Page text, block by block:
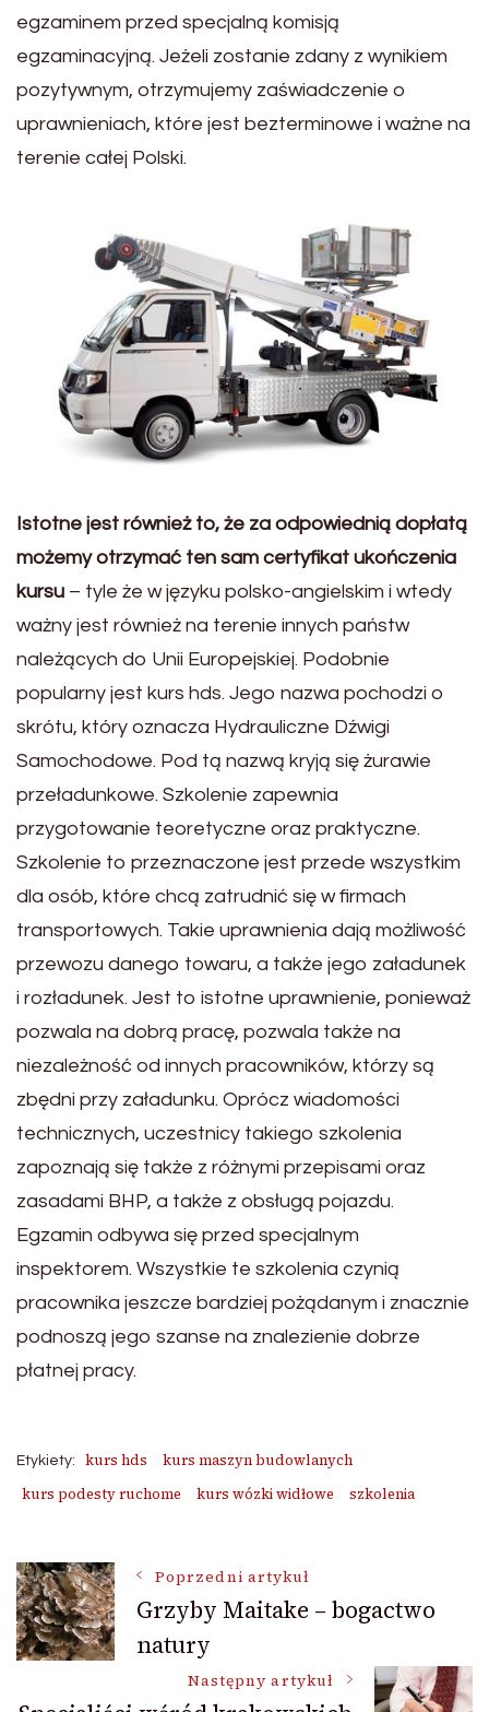
egzaminem przed specjalną komisją
egzaminacyjną. Jeżeli zostanie zdany z wynikiem
pozytywnym, otrzymujemy zaświadczenie o
uprawnieniach, które jest bezterminowe i ważne na
terenie całej Polski.
Istotne jest również to, że za odpowiednią dopłatą
możemy otrzymać ten sam certyfikat ukończenia
kursu – tyle że w języku polsko-angielskim i wtedy
ważny jest również na terenie innych państw
należących do Unii Europejskiej. Podobnie
popularny jest kurs hds. Jego nazwa pochodzi o
skrótu, który oznacza Hydrauliczne Dźwigi
Samochodowe. Pod tą nazwą kryją się żurawie
przeładunkowe. Szkolenie zapewnia
przygotowanie teoretyczne oraz praktyczne.
Szkolenie to przeznaczone jest przede wszystkim
dla osób, które chcą zatrudnić się w firmach
transportowych. Takie uprawnienia dają możliwość
przewozu danego towaru, a także jego załadunek
i rozładunek. Jest to istotne uprawnienie, ponieważ
pozwala na dobrą pracę, pozwala także na
niezależność od innych pracowników, którzy są
zbędni przy załadunku. Oprócz wiadomości
technicznych, uczestnicy takiego szkolenia
zapoznają się także z różnymi przepisami oraz
zasadami BHP, a także z obsługą pojazdu.
Egzamin odbywa się przed specjalnym
inspektorem. Wszystkie te szkolenia czynią
pracownika jeszcze bardziej pożądanym i znacznie
podnoszą jego szanse na znalezienie dobrze
płatnej pracy.
Etykiety: kurs hds
kurs maszyn budowlanych
kurs podesty ruchome
kurs wózki widłowe szkolenia
Nawigacja
wpisu
Poprzedni artykuł
Grzyby Maitake – bogactwo
natury
Następny artykuł